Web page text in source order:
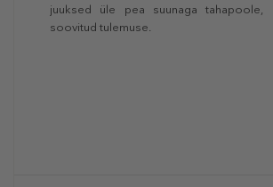
juuksed üle pea suunaga tahapoole,
soovitud tulemuse.